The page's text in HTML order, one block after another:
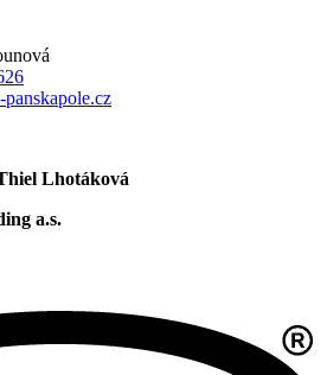
Lhotáková
a.s.